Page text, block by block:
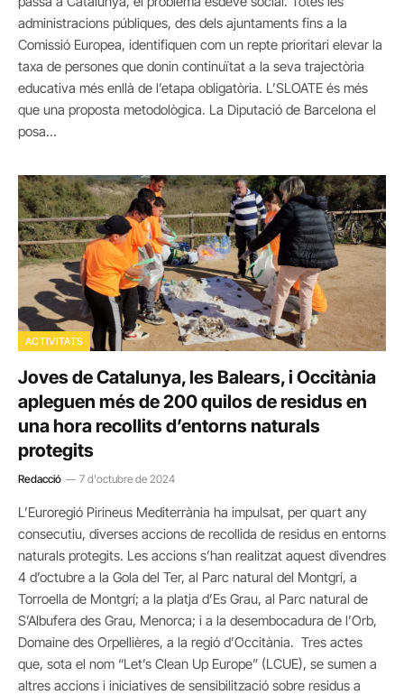
administracions públiques, des dels ajuntaments fins a la
Comissió Europea, identifiquen com un repte prioritari elevar la
taxa de persones que donin continuïtat a la seva trajectòria
educativa més enllà de l’etapa obligatòria. L’SLOATE és més
que una proposta metodològica. La Diputació de Barcelona el
posa…
ACTIVITATS
Joves de Catalunya, les Balears, i Occitània
apleguen més de 200 quilos de residus en
una hora recollits d’entorns naturals
protegits
Redacció 7 d'octubre de 2024
L’Euroregió Pirineus Mediterrània ha impulsat, per quart any
consecutiu, diverses accions de recollida de residus en entorns
naturals protegits. Les accions s’han realitzat aquest divendres
4 d’octubre a la Gola del Ter, al Parc natural del Montgrí, a
Torroella de Montgrí; a la platja d’Es Grau, al Parc natural de
S’Albufera des Grau, Menorca; i a la desembocadura de l’Orb,
Domaine des Orpellières, a la regió d’Occitània. Tres actes
que, sota el nom “Let’s Clean Up Europe” (LCUE), se sumen a
altres accions i iniciatives de sensibilització sobre residus a